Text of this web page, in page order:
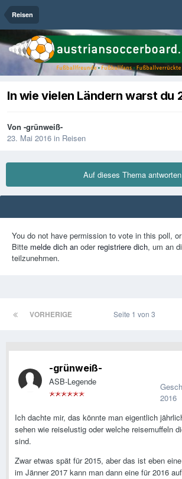
Reisen
In wie vielen Ländern warst du
Von -grünweiß-
23. Mai 2016 in Reisen
Auf dieses Thema antworten
You do not have permission to vote in this poll,
Bitte melde dich an oder registriere dich, um an
teilzunehmen.
VORHERIGE Seite 1 von 3
-grünweiß-
ASB-Legende
2016
Ich dachte mir, das könnte man eigentlich
sehen wie reiselustig oder welche reisemuffeln
sind.
Zwar etwas spät für 2015, aber das ist eben
im Jänner 2017 kann man dann eine für 2016